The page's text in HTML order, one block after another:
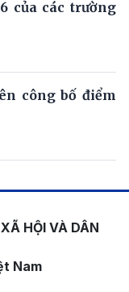
của các trường
công bố điểm
HỘI VÀ DÂN
Nam